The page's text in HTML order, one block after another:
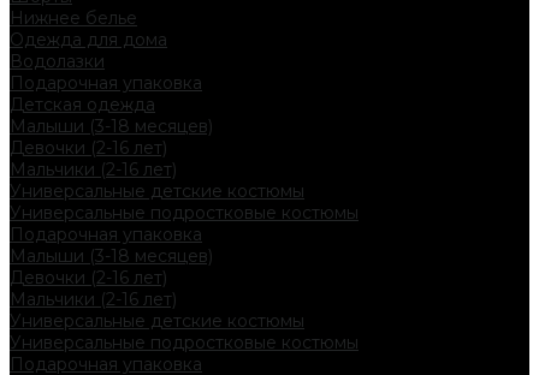
Нижнее белье
Одежда для дома
Водолазки
Подарочная упаковка
Детская одежда
Малыши (3-18 месяцев)
Девочки (2-16 лет)
Мальчики (2-16 лет)
Универсальные детские костюмы
Универсальные подростковые костюмы
Подарочная упаковка
Малыши (3-18 месяцев)
Девочки (2-16 лет)
Мальчики (2-16 лет)
Универсальные детские костюмы
Универсальные подростковые костюмы
Подарочная упаковка